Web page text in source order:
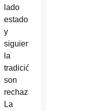
lado
estadounidense,
y
siguiendo
la
tradición,
son
rechazados.
La